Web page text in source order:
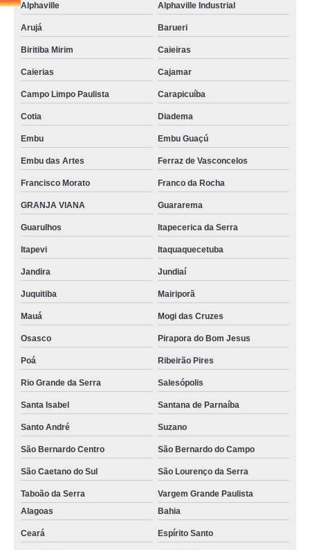
Alphaville Alphaville Industrial
Arujá Barueri
Biritiba Mirim Caieiras
Caierias Cajamar
Campo Limpo Paulista Carapicuíba
Cotia Diadema
Embu Embu Guaçú
Embu das Artes Ferraz de Vasconcelos
Francisco Morato Franco da Rocha
GRANJA VIANA Guararema
Guarulhos Itapecerica da Serra
Itapevi Itaquaquecetuba
Jandira Jundiaí
Juquitiba Mairiporã
Mauá Mogi das Cruzes
Osasco Pirapora do Bom Jesus
Poá Ribeirão Pires
Rio Grande da Serra Salesópolis
Santa Isabel Santana de Parnaíba
Santo André Suzano
São Bernardo Centro São Bernardo do Campo
São Caetano do Sul São Lourenço da Serra
Taboão da Serra
Vargem Grande Paulista
Alagoas
Bahia
Ceará Espírito Santo